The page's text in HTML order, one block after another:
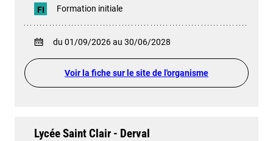
FI Formation initiale
du 01/09/2026 au 30/06/2028
Voir la fiche sur le site de l'organisme
Lycée Saint Clair - Derval